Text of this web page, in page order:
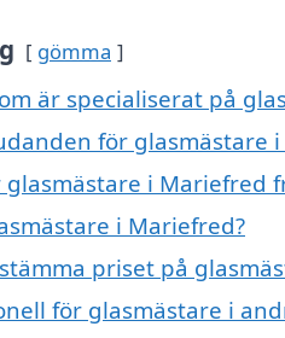
gömma
är specialiserat på
för glasmästare
i Mariefred
i Mariefred?
priset på
för glasmästare i